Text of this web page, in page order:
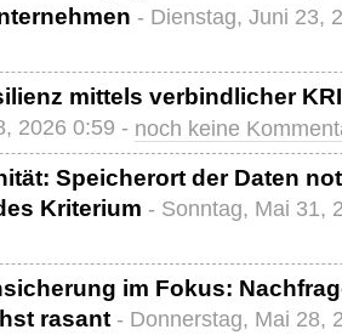
- Dienstag, Juni 23,
mittels verbindlicher
2026 0:59 - noch keine
Speicherort der Daten
Kriterium - Sonntag, Mai 31,
im Fokus:
rasant - Donnerstag, Mai 28,